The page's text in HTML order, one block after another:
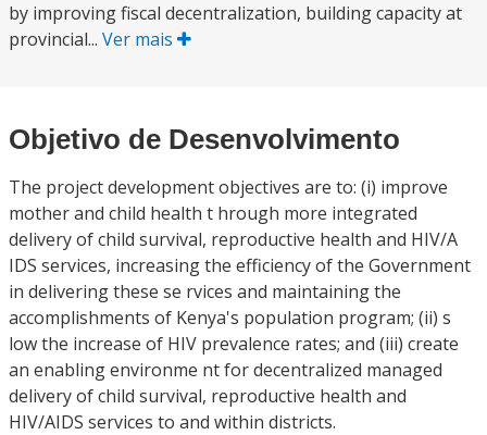
by improving fiscal decentralization, building capacity at
provincial... Ver mais
Objetivo de Desenvolvimento
The project development objectives are to: (i) improve
mother and child health t hrough more integrated
delivery of child survival, reproductive health and HIV/A
IDS services, increasing the efficiency of the Government
in delivering these se rvices and maintaining the
accomplishments of Kenya's population program; (ii) s
low the increase of HIV prevalence rates; and (iii) create
an enabling environme nt for decentralized managed
delivery of child survival, reproductive health and
HIV/AIDS services to and within districts.